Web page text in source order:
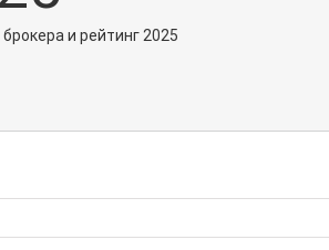
и рейтинг 2025